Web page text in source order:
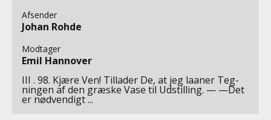
Afsender
Johan Rohde
Modtager
Emil Hannover
III . 98. Kjære Ven! Tillader De, at jeg laaner Teg-
ningen af den græske Vase til Udstilling. — —Det
er nødvendigt ...